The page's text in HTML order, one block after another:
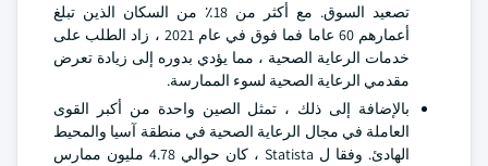
تصعيد السوق. مع أكثر من 18٪ من السكان الذين تبلغ
أعمارهم 60 عاما فما فوق في عام 2021 ، زاد الطلب على
خدمات الرعاية الصحية ، مما يؤدي بدوره إلى زيادة تعرض
مقدمي الرعاية الصحية لسوء الممارسة.
بالإضافة إلى ذلك ، تمثل الصين واحدة من أكبر القوى
العاملة في مجال الرعاية الصحية في منطقة آسيا والمحيط
الهادئ. وفقا ل Statista ، كان حوالي 4.78 مليون ممارس